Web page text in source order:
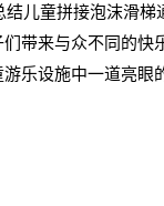
结儿童拼接泡沫滑梯
带来与众不同的快
乐设施中一道亮眼